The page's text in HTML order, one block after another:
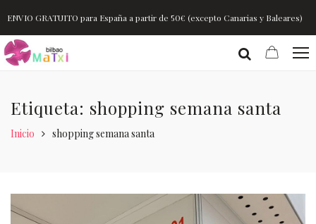
ENVIO GRATUITO para España a partir de 50€ (excepto Canarias y Baleares)
Etiqueta: shopping semana santa
Inicio shopping semana santa